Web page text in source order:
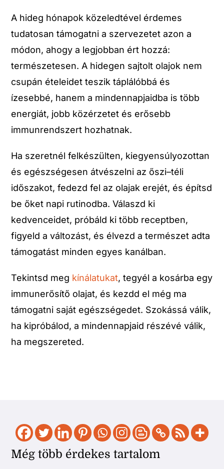
A hideg hónapok közeledtével érdemes
tudatosan támogatni a szervezetet azon a
módon, ahogy a legjobban ért hozzá:
természetesen. A hidegen sajtolt olajok nem
csupán ételeidet teszik táplálóbbá és
ízesebbé, hanem a mindennapjaidba is több
energiát, jobb közérzetet és erősebb
immunrendszert hozhatnak.
Ha szeretnél felkészülten, kiegyensúlyozottan
és egészségesen átvészelni az őszi–téli
időszakot, fedezd fel az olajak erejét, és építsd
be őket napi rutinodba. Válaszd ki
kedvenceidet, próbáld ki több receptben,
figyeld a változást, és élvezd a természet adta
támogatást minden egyes kanálban.
Tekintsd meg kínálatukat, tegyél a kosárba egy
immunerősítő olajat, és kezdd el még ma
támogatni saját egészségedet. Szokássá válik,
ha kipróbálod, a mindennapjaid részévé válik,
ha megszereted.
Még több érdekes tartalom